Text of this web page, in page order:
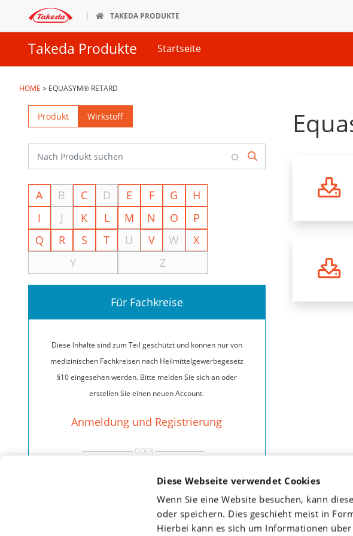
Diese Webseite verwendet Cookies
Wenn Sie eine Website besuchen, kann
oder speichern. Dies geschieht meist in
Hierbei kann es sich um Informationen
Inhalt
TAKEDA PRODUKTE
Takeda Produkte Startseite
HOME > EQUASYM® RETARD
Produkt Wirkstoff
A B C D E F G
H
I
J K L M N O
P
Q
R S T U V W
X
Y
Z
Für Fachkreise
Diese Inhalte sind zum Teil geschützt und können nur von
medizinischen Fachkreisen nach Heilmittelgewerbegesetz
§10 eingesehen werden. Bitte melden Sie sich an oder
erstellen Sie einen neuen Account.
Anmeldung und Registrierung
ODER
Mit DocCheck anmelden